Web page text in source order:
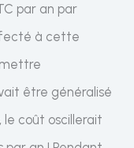
par an par
à cette
être généralisé
le coût oscillerait